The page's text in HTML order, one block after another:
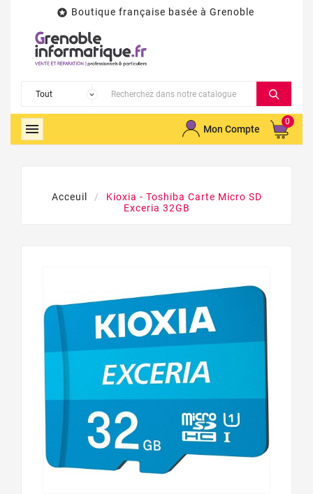
 Boutique française basée à Grenoble
 Mon Compte
0
Acceuil
Kioxia - Toshiba Carte Micro SD
Exceria 32GB